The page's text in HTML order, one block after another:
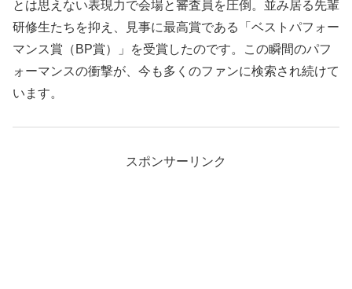
とは思えない表現力で会場と審査員を圧倒。並み居る先輩
研修生たちを抑え、見事に最高賞である「ベストパフォー
マンス賞（BP賞）」を受賞したのです。この瞬間のパフ
ォーマンスの衝撃が、今も多くのファンに検索され続けて
います。
スポンサーリンク